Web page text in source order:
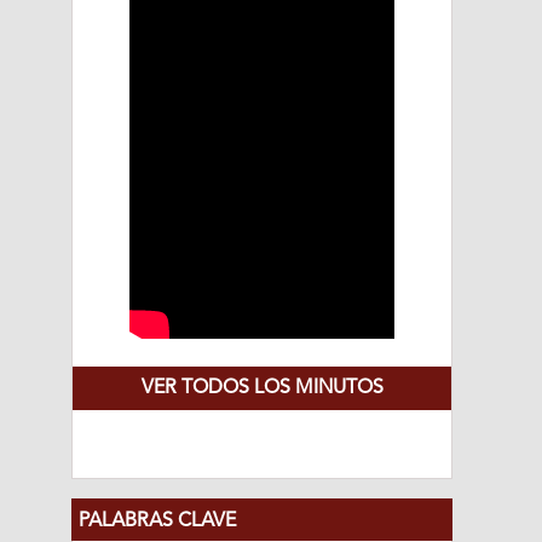
VER TODOS LOS MINUTOS
PALABRAS CLAVE